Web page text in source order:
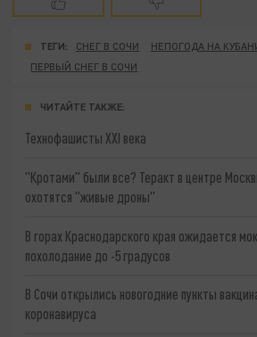
ТЕГИ: СНЕГ В СОЧИ
НЕПОГОДА НА
ПЕРВЫЙ СНЕГ В СОЧИ
ЧИТАЙТЕ ТАКЖЕ:
Технофашисты XXI века
"Кротами" были все? Теракт в центре
охотятся "живые дроны"
В горах Краснодарского края ожидается
похолодание до -5 градусов
В Сочи открылись новогодние пункты
коронавируса